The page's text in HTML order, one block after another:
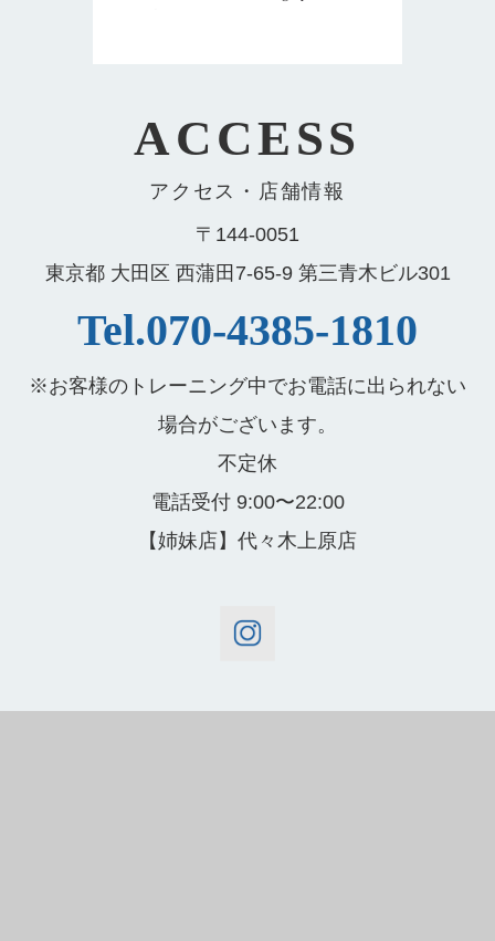
ACCESS
アクセス・店舗情報
〒144-0051
東京都 大田区 西蒲田7-65-9 第三青木ビル301
Tel.070-4385-1810
※お客様のトレーニング中でお電話に出られない
場合がございます。
不定休
電話受付 9:00〜22:00
【姉妹店】代々木上原店